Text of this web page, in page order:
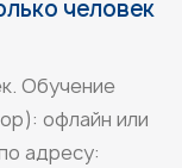
человек
Обучение
офлайн или
адресу: